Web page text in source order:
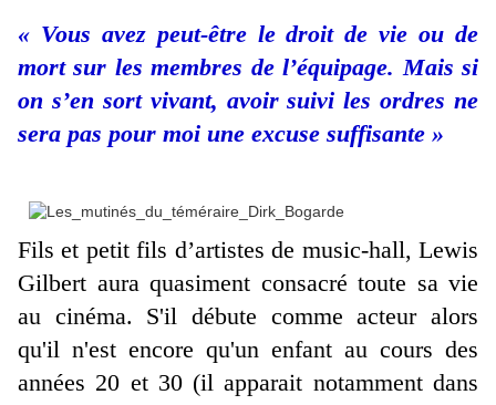
« Vous avez peut-être le droit de vie ou de
mort sur les membres de l’équipage. Mais si
on s’en sort vivant, avoir suivi les ordres ne
sera pas pour moi une excuse suffisante »
Fils et petit fils d’artistes de music-hall, Lewis
Gilbert aura quasiment consacré toute sa vie
au cinéma. S'il débute comme acteur alors
qu'il n'est encore qu'un enfant au cours des
années 20 et 30 (il apparait notamment dans